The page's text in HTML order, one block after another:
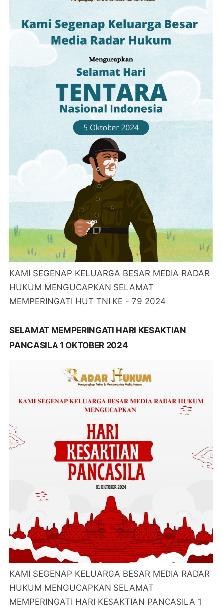
KAMI SEGENAP KELUARGA BESAR MEDIA RADAR
HUKUM MENGUCAPKAN SELAMAT
MEMPERINGATI HUT TNI KE - 79 2024
SELAMAT MEMPERINGATI HARI KESAKTIAN
PANCASILA 1 OKTOBER 2024
KAMI SEGENAP KELUARGA BESAR MEDIA RADAR
HUKUM MENGUCAPKAN SELAMAT
MEMPERINGATI HARI KESAKTIAN PANCASILA 1